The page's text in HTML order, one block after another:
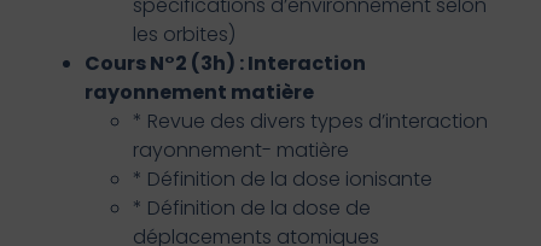
les orbites)
Cours N°2 (3h) : Interaction
rayonnement matière
* Revue des divers types d’interaction
rayonnement- matière
* Définition de la dose ionisante
* Définition de la dose de
déplacements atomiques